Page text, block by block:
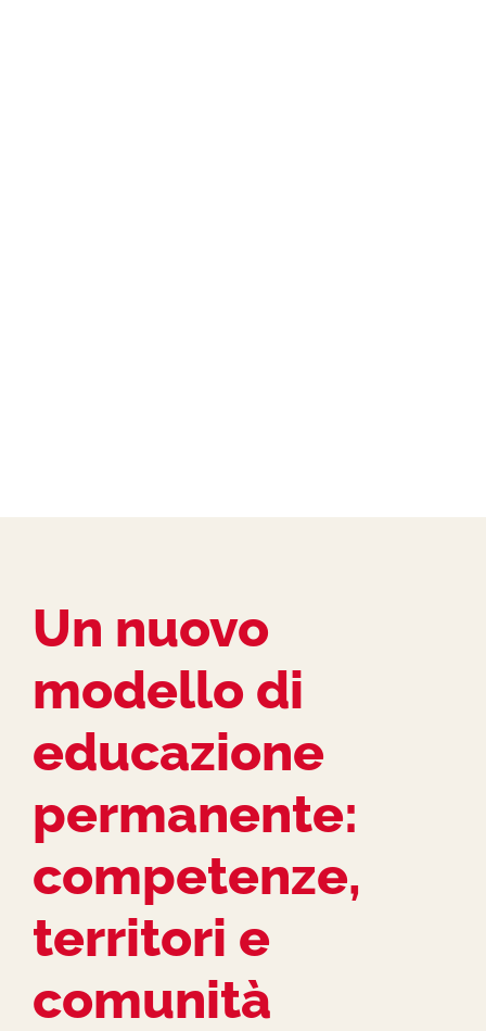
Un nuovo
modello di
educazione
permanente:
competenze,
territori e
comunità